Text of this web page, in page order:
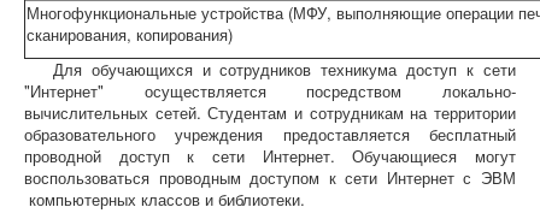
Многофункциональные устройства (МФУ, выполняющие операции
сканирования, копирования)
Для обучающихся и сотрудников техникума доступ к сети
"Интернет" осуществляется посредством локально-
вычислительных сетей. Студентам и сотрудникам на территории
образовательного учреждения предоставляется бесплатный
проводной доступ к сети Интернет. Обучающиеся могут
воспользоваться проводным доступом к сети Интернет с ЭВМ
компьютерных классов и библиотеки.